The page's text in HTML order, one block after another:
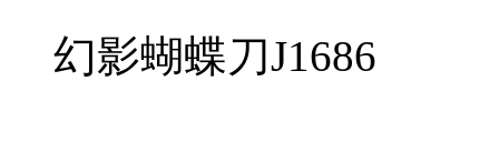
幻影蝴蝶刀J1686